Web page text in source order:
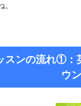
スンの流れ①：
ウ